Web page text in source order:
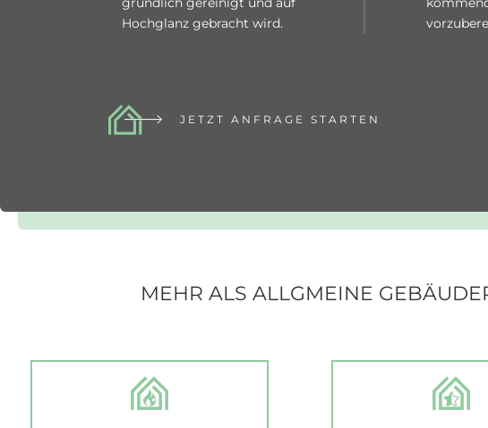
Hochglanz gebracht wird.
JETZT ANFRAGE STARTEN
MEHR ALS ALLGMEINE